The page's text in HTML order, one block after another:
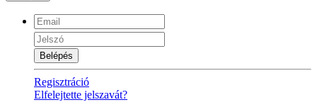
Belépés
Regisztráció
Elfelejtette jelszavát?